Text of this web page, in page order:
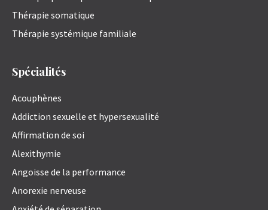
Thérapie somatique
Thérapie systémique familiale
Spécialités
Acouphènes
Addiction sexuelle et hypersexualité
Affirmation de soi
Alexithymie
Angoisse de la performance
Anorexie nerveuse